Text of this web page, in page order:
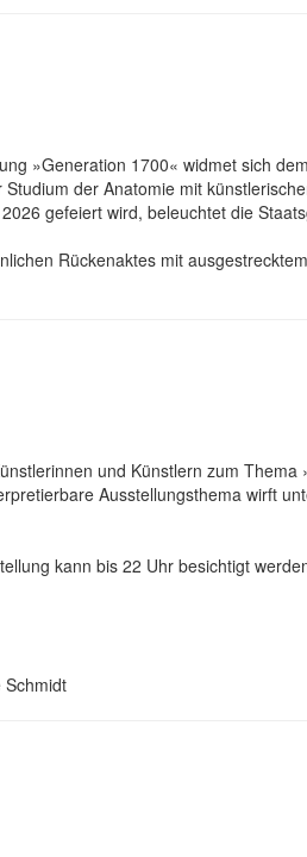
»Generation 1700« widmet sich
der Anatomie mit
gefeiert wird, beleuchtet die
Rückenaktes mit
und Künstlern zum
Ausstellungsthema wirft
kann bis 22 Uhr besichtigt
Schmidt